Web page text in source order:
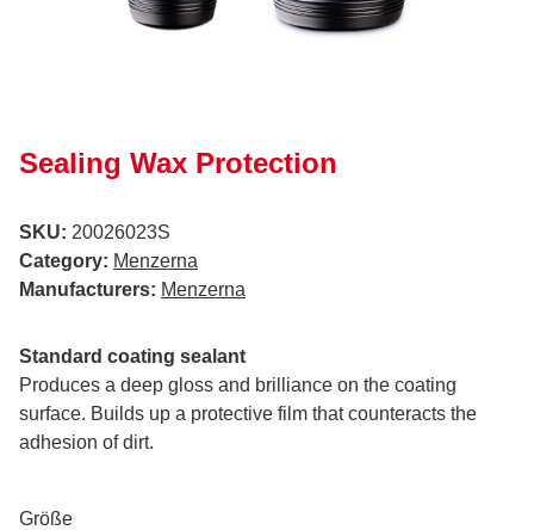
Sealing Wax Protection
SKU: 20026023S
Category: Menzerna
Manufacturers: Menzerna
Standard coating sealant
Produces a deep gloss and brilliance on the coating
surface. Builds up a protective film that counteracts the
adhesion of dirt.
Größe